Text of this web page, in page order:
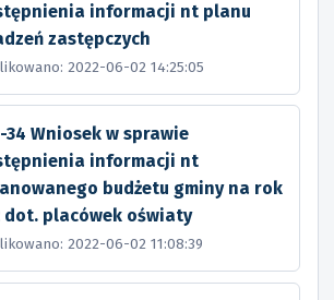
informacji nt planu
zastępczych
2022-06-02 14:25:05
34 Wniosek w sprawie
informacji nt
budżetu gminy na rok
dot. placówek oświaty
2022-06-02 11:08:39